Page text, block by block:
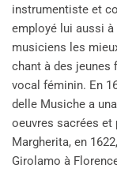
instrumentiste et
employé lui aussi
musiciens les
chant à des jeunes
vocal féminin. En
delle Musiche a
oeuvres sacrées et
Margherita, en
Girolamo à